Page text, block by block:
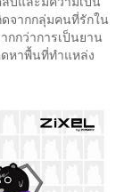
จากกลุ่มคนที่รักใน
กกว่าการเป็นยาน
หาพื้นที่ทำแหล่ง